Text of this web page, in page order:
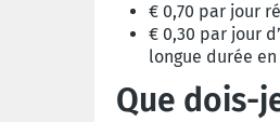
€ 0,70 par jour
€ 0,30 par jour
longue durée
Que dois-